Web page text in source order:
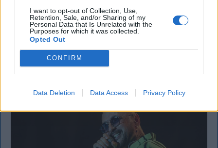
I want to opt-out of Collection, Use,
Retention, Sale, and/or Sharing of my
Personal Data that Is Unrelated with the
Purposes for which it was collected.
Opted Out
CONFIRM
Data Deletion Data Access Privacy Policy
voltak, az ország mégsem mentesül a Duna alacsony
vízállása miatti problémáktól, hiszen már a
cernavodai atomerőmű működése is veszélybe
került.